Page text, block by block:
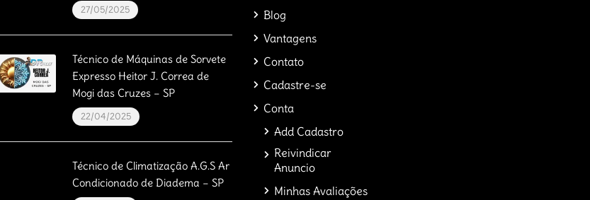
27/05/2025
Técnico de Máquinas de Sorvete
Expresso Heitor J. Correa de
Mogi das Cruzes – SP
22/04/2025
Técnico de Climatização A.G.S Ar
Condicionado de Diadema – SP
Blog
Vantagens
Contato
Cadastre-se
Conta
Add Cadastro
Reivindicar
Anuncio
Minhas Avaliações